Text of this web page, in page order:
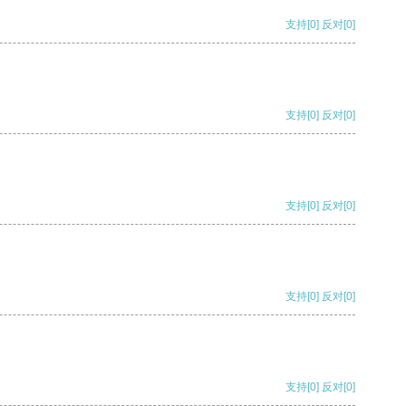
支持[0] 反对[0]
支持[0] 反对[0]
支持[0] 反对[0]
支持[0] 反对[0]
支持[0] 反对[0]